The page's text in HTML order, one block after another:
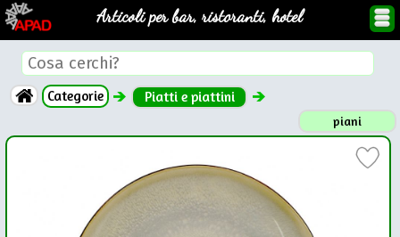
Articoli per bar, ristoranti, hotel
Categorie Piatti e piattini
piani